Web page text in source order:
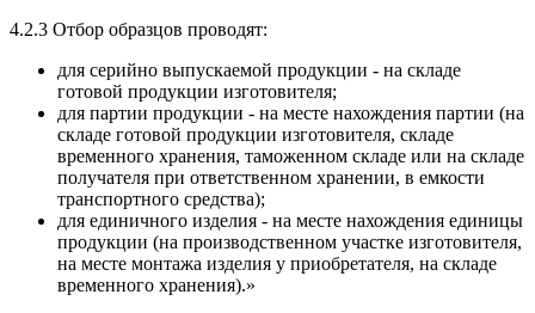
4.2.3 Отбор образцов проводят:
для серийно выпускаемой продукции - на складе
готовой продукции изготовителя;
для партии продукции - на месте нахождения партии (на
складе готовой продукции изготовителя, складе
временного хранения, таможенном складе или на складе
получателя при ответственном хранении, в емкости
транспортного средства);
для единичного изделия - на месте нахождения единицы
продукции (на производственном участке изготовителя,
на месте монтажа изделия у приобретателя, на складе
временного хранения).»